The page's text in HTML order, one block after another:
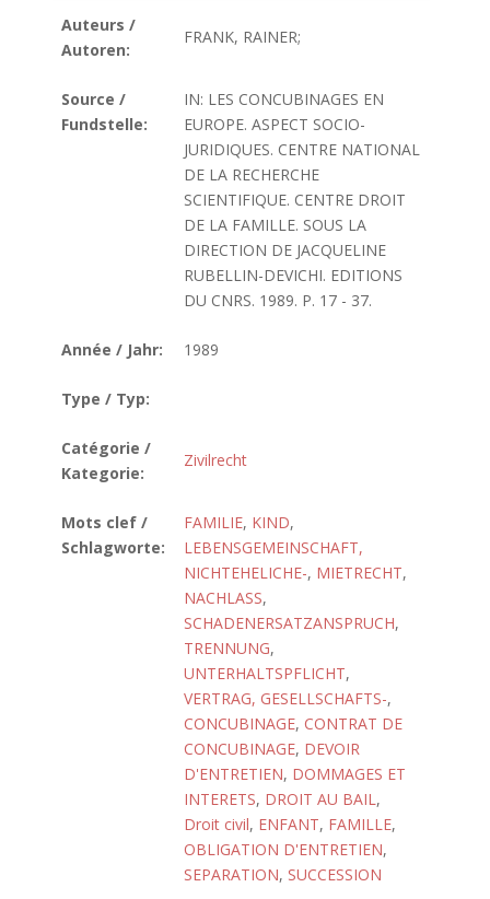
Auteurs /
Autoren:
FRANK, RAINER;
Source /
Fundstelle:
IN: LES CONCUBINAGES EN
EUROPE. ASPECT SOCIO-
JURIDIQUES. CENTRE NATIONAL
DE LA RECHERCHE
SCIENTIFIQUE. CENTRE DROIT
DE LA FAMILLE. SOUS LA
DIRECTION DE JACQUELINE
RUBELLIN-DEVICHI. EDITIONS
DU CNRS. 1989. P. 17 - 37.
Année / Jahr: 1989
Type / Typ:
Catégorie /
Kategorie:
Zivilrecht
Mots clef /
Schlagworte:
FAMILIE, KIND,
LEBENSGEMEINSCHAFT,
NICHTEHELICHE-, MIETRECHT,
NACHLASS,
SCHADENERSATZANSPRUCH,
TRENNUNG,
UNTERHALTSPFLICHT,
VERTRAG, GESELLSCHAFTS-,
CONCUBINAGE, CONTRAT DE
CONCUBINAGE, DEVOIR
D'ENTRETIEN, DOMMAGES ET
INTERETS, DROIT AU BAIL,
Droit civil, ENFANT, FAMILLE,
OBLIGATION D'ENTRETIEN,
SEPARATION, SUCCESSION